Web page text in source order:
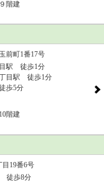
階建
前町1番17号
駅 徒歩1分
目駅 徒歩1分
歩5分
階建
19番6号
徒歩8分